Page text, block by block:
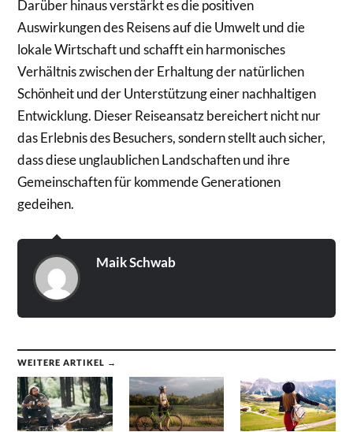
Darüber hinaus verstärkt es die positiven
Auswirkungen des Reisens auf die Umwelt und die
lokale Wirtschaft und schafft ein harmonisches
Verhältnis zwischen der Erhaltung der natürlichen
Schönheit und der Unterstützung einer nachhaltigen
Entwicklung. Dieser Reiseansatz bereichert nicht nur
das Erlebnis des Besuchers, sondern stellt auch sicher,
dass diese unglaublichen Landschaften und ihre
Gemeinschaften für kommende Generationen
gedeihen.
Maik Schwab
WEITERE ARTIKEL →